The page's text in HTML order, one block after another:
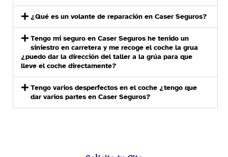
¿Qué es un volante de reparación en Caser Seguros?
Tengo mi seguro en Caser Seguros he tenido un
siniestro en carretera y me recoge el coche la grua
¿puedo dar la dirección del taller a la grúa para que
lleve el coche directamente?
Tengo varios desperfectos en el coche ¿tengo que
dar varios partes en Caser Seguros?